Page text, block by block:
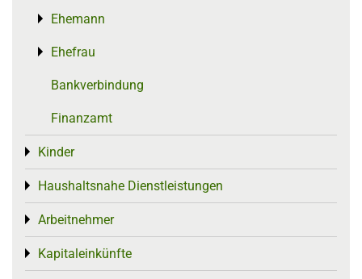
Ehemann
Toggle menu
Ehefrau
Toggle menu
Bankverbindung
Finanzamt
Kinder
Toggle menu
Haushaltsnahe Dienstleistungen
Toggle menu
Arbeitnehmer
Toggle menu
Kapitaleinkünfte
Toggle menu